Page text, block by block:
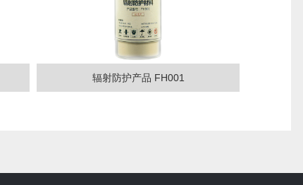
辐射防护产品 FH001